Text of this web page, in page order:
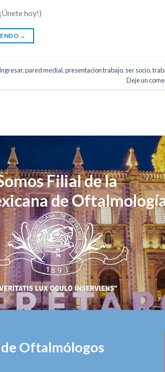
hoy!)
→
ingresar,pared medial,presentacion trabajo, ser socio,
Deje un
Filial de la
de
Oftalmólogos